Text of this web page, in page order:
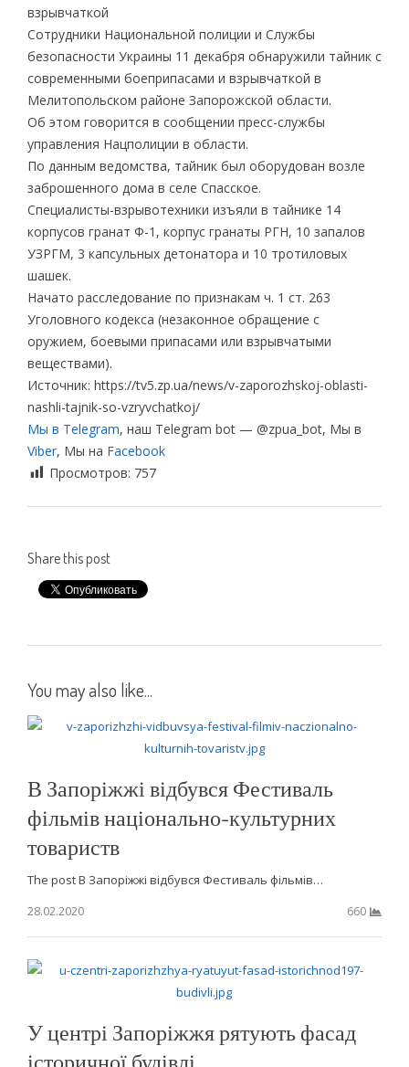
Сотрудники Национальной полиции и Службы
безопасности Украины 11 декабря обнаружили тайник с
современными боеприпасами и взрывчаткой в
Мелитопольском районе Запорожской области.
Об этом говорится в сообщении пресс-службы
управления Нацполиции в области.
По данным ведомства, тайник был оборудован возле
заброшенного дома в селе Спасское.
Специалисты-взрывотехники изъяли в тайнике 14
корпусов гранат Ф-1, корпус гранаты РГН, 10 запалов
УЗРГМ, 3 капсульных детонатора и 10 тротиловых
шашек.
Начато расследование по признакам ч. 1 ст. 263
Уголовного кодекса (незаконное обращение с
оружием, боевыми припасами или взрывчатыми
веществами).
Источник: https://tv5.zp.ua/news/v-zaporozhskoj-oblasti-
nashli-tajnik-so-vzryvchatkoj/
Мы в Telegram, наш Telegram bot — @zpua_bot, Мы в
Viber, Мы на Facebook
Просмотров: 757
Share this post
You may also like...
В Запоріжжі відбувся Фестиваль
фільмів національно-культурних
товариств
The post В Запоріжжі відбувся Фестиваль фільмів…
28.02.2020
660
У центрі Запоріжжя рятують фасад
історичної будівлі